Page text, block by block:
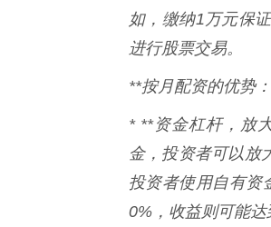
如，缴纳1万元保
进行股票交易。
**按月配资的优势
* **资金杠杆，放
金，投资者可以放
投资者使用自有资
0%，收益则可能达